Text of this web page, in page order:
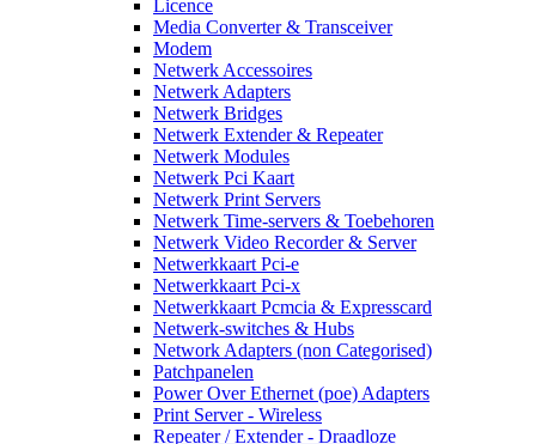
Licence
Media Converter & Transceiver
Modem
Netwerk Accessoires
Netwerk Adapters
Netwerk Bridges
Netwerk Extender & Repeater
Netwerk Modules
Netwerk Pci Kaart
Netwerk Print Servers
Netwerk Time-servers & Toebehoren
Netwerk Video Recorder & Server
Netwerkkaart Pci-e
Netwerkkaart Pci-x
Netwerkkaart Pcmcia & Expresscard
Netwerk-switches & Hubs
Network Adapters (non Categorised)
Patchpanelen
Power Over Ethernet (poe) Adapters
Print Server - Wireless
Repeater / Extender - Draadloze